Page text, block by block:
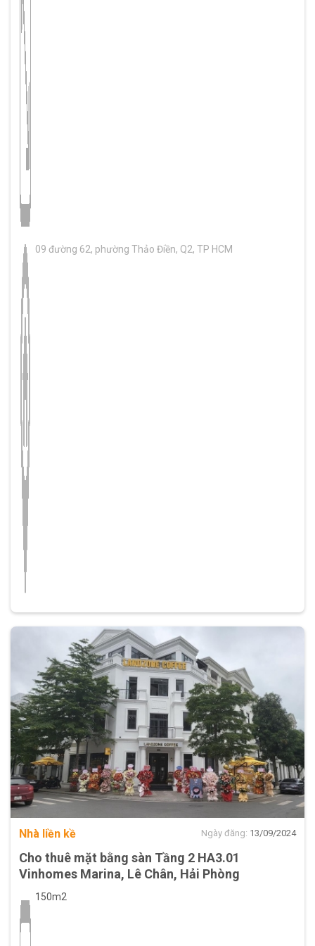
09 đường 62, phường Thảo Điền, Q2, TP HCM
Nhà liền kề Ngày đăng: 13/09/2024
Cho thuê mặt bằng sàn Tầng 2 HA3.01
Vinhomes Marina, Lê Chân, Hải Phòng
150m2